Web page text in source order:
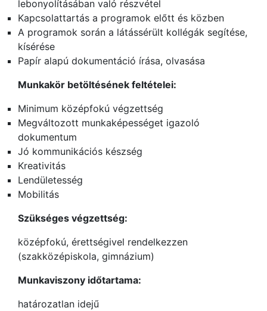
lebonyolításában való részvétel
Kapcsolattartás a programok előtt és közben
A programok során a látássérült kollégák segítése,
kísérése
Papír alapú dokumentáció írása, olvasása
Munkakör betöltésének feltételei:
Minimum középfokú végzettség
Megváltozott munkaképességet igazoló
dokumentum
Jó kommunikációs készség
Kreativitás
Lendületesség
Mobilitás
Szükséges végzettség:
középfokú, érettségivel rendelkezzen
(szakközépiskola, gimnázium)
Munkaviszony időtartama:
határozatlan idejű